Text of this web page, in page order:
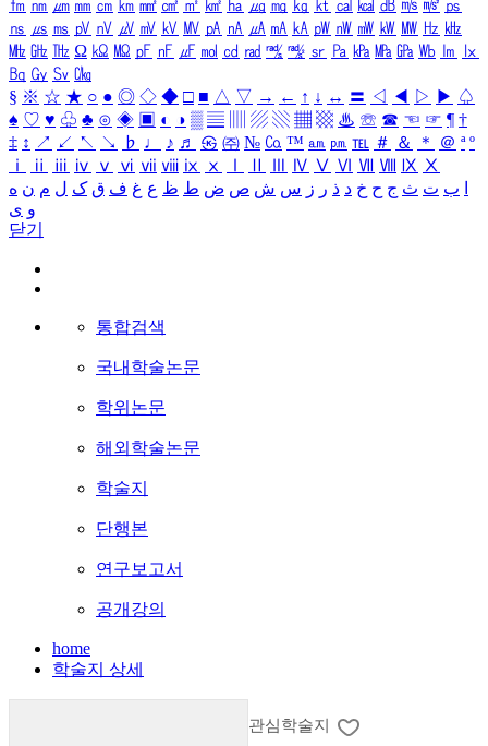
㎙ ㎚ ㎛ ㎜ ㎝ ㎞ ㎟ ㎠ ㎡ ㎢ ㏊ ㎍ ㎎ ㎏ ㏏ ㎈ ㎉ ㏈ ㎧ ㎨ ㎰
㎱ ㎲ ㎳ ㎴ ㎵ ㎶ ㎷ ㎸ ㎹ ㎀ ㎁ ㎂ ㎃ ㎄ ㎺ ㎻ ㎽ ㎾ ㎿ ㎐ ㎑
㎒ ㎓ ㎔ Ω ㏀ ㏁ ㎊ ㎋ ㎌ ㏖ ㏅ ㎭ ㎮ ㎯ ㏛ ㎩ ㎪ ㎫ ㎬ ㏝ ㏐
㏓
㏃ ㏉ ㏜ ㏆
§ ※ ☆ ★ ○ ● ◎ ◇ ◆ □ ■ △ ▽ → ← ↑ ↓ ↔ 〓 ◁ ◀ ▷ ▶ ♤
♠ ♡ ♥ ♧ ♣ ⊙ ◈ ▣ ◐ ◑ ▒ ▤ ▨ ▧ ▦ ▩ ♨ ☏ ☎ ☜ ☞ ¶ †
‡ ↕ ↗ ↙ ↖ ↘ ♭ ♩ ♪ ♬ ㉿ ㈜ № ㏇ ™ ㏂ ㏘ ℡ ＃ ＆ ＊ ＠ ª º
ⅰ
ⅱ ⅲ ⅳ ⅴ ⅵ ⅶ ⅷ ⅸ ⅹ Ⅳ Ⅴ Ⅵ Ⅶ Ⅷ Ⅸ Ⅹ
ب ت ث ج ح خ د ذ ر ز س ش ص ض ط ظ ع غ ف ق ک ل م ن ه
و ی
닫기
통합검색
국내학술논문
학위논문
해외학술논문
학술지
단행본
연구보고서
공개강의
home
학술지 상세
관심학술지